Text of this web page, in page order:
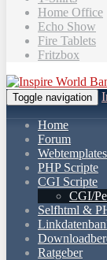
Home Office
Echo Show
Fire Tablets
Fritzbox
Toggle navigation
Home
Forum
Webtemplates
PHP Scripte
CGI Scripte
CGI/
Selfhtml &
Ratgeber